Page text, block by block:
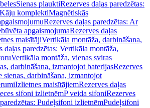
Sienas plauktiRezerves daļas paredzētas:
Kāju komplektiMagnētiskās
Rezerves daļas paredzētas: Ar
apgaismojumaRezerves daļas
maisītājiVertikāla montāža, darbināšana,
daļas paredzētas: Vertikāla montāža,
Vertikāla montāža, vienas sviras
darbināšana, izmantojot baterijasRezerves
sienas, darbināšana, izmantojot
Izlietnes maisītājiemRezerves daļas
sifoni izlietnēmP veida sifoniRezerves
Pudeļsifoni izlietnēmPudeļsifoni